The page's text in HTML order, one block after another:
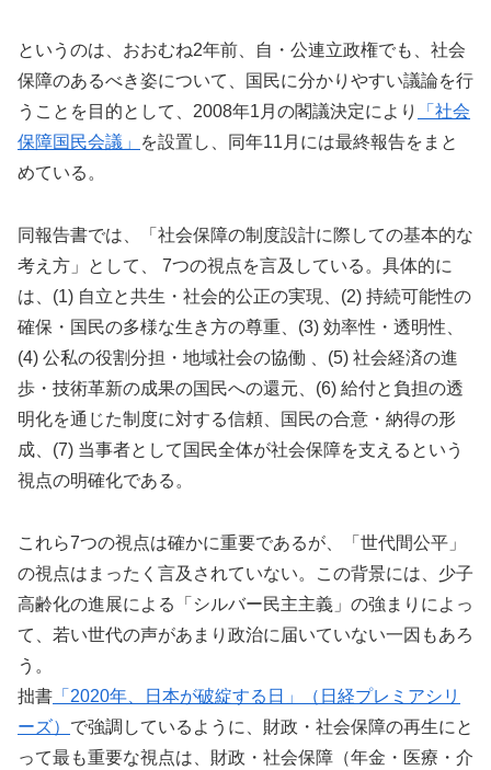
というのは、おおむね2年前、自・公連立政権でも、社会
保障のあるべき姿について、国民に分かりやすい議論を行
うことを目的として、2008年1月の閣議決定により
「社会
保障国民会議」
を設置し、同年11月には最終報告をまと
めている。
同報告書では、「社会保障の制度設計に際しての基本的な
考え方」として、 7つの視点を言及している。具体的に
は、(1) 自立と共生・社会的公正の実現、(2) 持続可能性の
確保・国民の多様な生き方の尊重、(3) 効率性・透明性、
(4) 公私の役割分担・地域社会の協働 、(5) 社会経済の進
歩・技術革新の成果の国民への還元、(6) 給付と負担の透
明化を通じた制度に対する信頼、国民の合意・納得の形
成、(7) 当事者として国民全体が社会保障を支えるという
視点の明確化である。
これら7つの視点は確かに重要であるが、「世代間公平」
の視点はまったく言及されていない。この背景には、少子
高齢化の進展による「シルバー民主主義」の強まりによっ
て、若い世代の声があまり政治に届いていない一因もあろ
う。
拙書 「2020年、日本が破綻する日」（日経プレミアシリ
ーズ） で強調しているように、財政・社会保障の再生にと
って最も重要な視点は、財政・社会保障（年金・医療・介